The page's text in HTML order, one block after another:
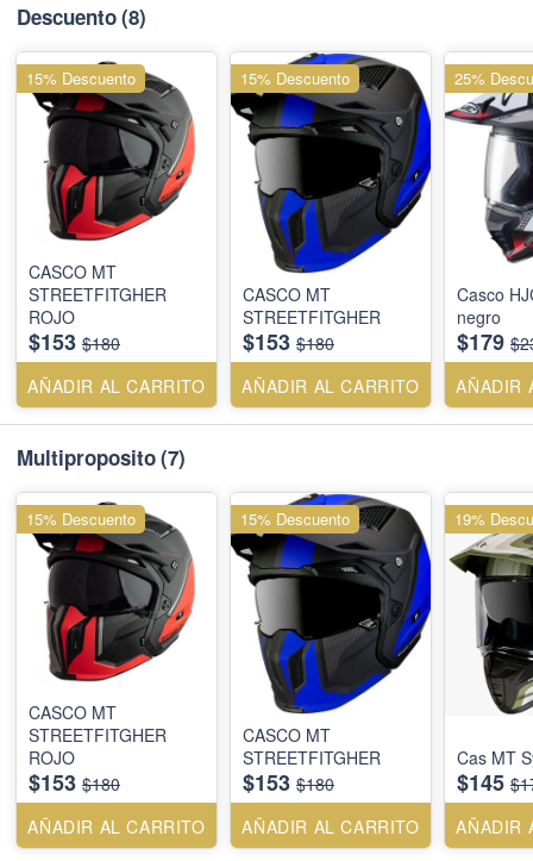
Descuento(8)
CASCO MT
STREETFITGHER
ROJO
$153 $180
AÑADIR AL CARRITO
15% Descuento
CASCO MT
STREETFITGHER
$153 $180
AÑADIR AL CARRITO
15% Descuento
Casco
negro
$179
AÑADIR
25%
Multiproposito(7)
CASCO MT
STREETFITGHER
ROJO
$153 $180
AÑADIR AL CARRITO
15% Descuento
CASCO MT
STREETFITGHER
$153 $180
AÑADIR AL CARRITO
15% Descuento
Cas MT
$145
AÑADIR
19%